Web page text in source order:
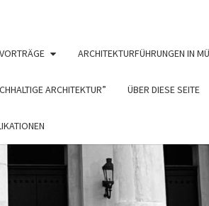
ARCHITEKTURFÜHRUNGEN IN
ARCHITEKTUR” ÜBER DIESE SEITE